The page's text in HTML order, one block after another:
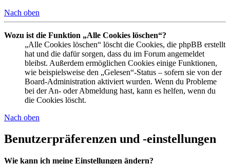
Nach oben
Wozu ist die Funktion „Alle Cookies löschen“?
„Alle Cookies löschen“ löscht die Cookies, die phpBB erstellt
hat und die dafür sorgen, dass du im Forum angemeldet
bleibst. Außerdem ermöglichen Cookies einige Funktionen,
wie beispielsweise den „Gelesen“-Status – sofern sie von der
Board-Administration aktiviert wurden. Wenn du Probleme
bei der An- oder Abmeldung hast, kann es helfen, wenn du
die Cookies löscht.
Nach oben
Benutzerpräferenzen und -einstellungen
Wie kann ich meine Einstellungen ändern?